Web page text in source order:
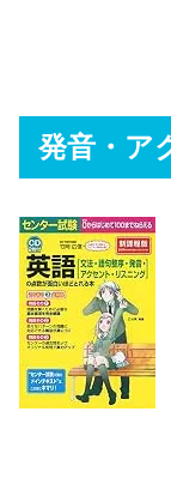
発音・ア